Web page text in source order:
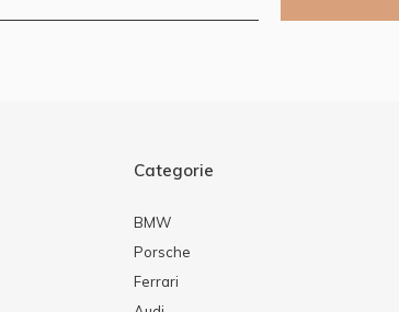
Categorie
BMW
Porsche
Ferrari